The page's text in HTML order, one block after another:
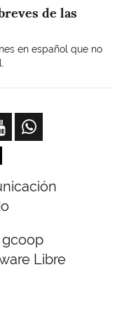
de las
en español que no
Libre